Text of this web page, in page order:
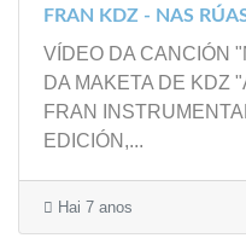
FRAN KDZ - NAS
VÍDEO DA CANCIÓN
DA MAKETA DE KDZ
FRAN
EDICIÓN,...
Hai 7 anos